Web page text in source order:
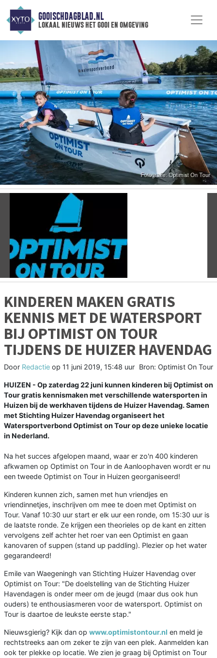
GOOISCHDAGBLAD.NL
lokaal nieuws het gooi en omgeving
Vorige
KINDEREN MAKEN GRATIS
KENNIS MET DE WATERSPORT
BIJ OPTIMIST ON TOUR
TIJDENS DE HUIZER HAVENDAG
Door Redactie op 11 juni 2019, 15:48 uur Bron: Optimist On Tour
HUIZEN - Op zaterdag 22 juni kunnen kinderen bij Optimist on
Tour gratis kennismaken met verschillende watersporten in
Huizen bij de werkhaven tijdens de Huizer Havendag. Samen
met Stichting Huizer Havendag organiseert het
Watersportverbond Optimist on Tour op deze unieke locatie
in Nederland.
Na het succes afgelopen maand, waar er zo'n 400 kinderen
afkwamen op Optimist on Tour in de Aanloophaven wordt er nu
een tweede Optimist on Tour in Huizen georganiseerd!
Kinderen kunnen zich, samen met hun vriendjes en
vriendinnetjes, inschrijven om mee te doen met Optimist on
Tour. Vanaf 10:30 uur start er elk uur een ronde, om 15:30 uur is
de laatste ronde. Ze krijgen een theorieles op de kant en zitten
vervolgens zelf achter het roer van een Optimist en gaan
kanovaren of suppen (stand up paddling). Plezier op het water
gegarandeerd!
Emile van Waegeningh van Stichting Huizer Havendag over
Optimist on Tour: "De doelstelling van de Stichting Huizer
Havendagen is onder meer om de jeugd (maar dus ook hun
ouders) te enthousiasmeren voor de watersport. Optimist on
Tour is daartoe de leukste eerste stap."
Nieuwsgierig? Kijk dan op www.optimistontour.nl en meld je
rechtstreeks aan om zeker te zijn van een plek. Aanmelden kan
ook ter plekke op locatie. We zien je graag bij Optimist on Tour